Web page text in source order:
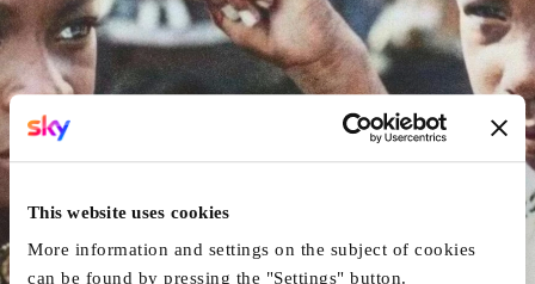
This website uses cookies
More information and settings on the subject of cookies
can be found by pressing the "Settings" button.